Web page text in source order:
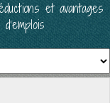
et avantages